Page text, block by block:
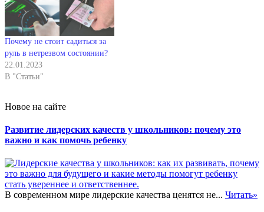
Почему не стоит садиться за
руль в нетрезвом состоянии?
22.01.2023
В "Статьи"
Новое на сайте
Развитие лидерских качеств у школьников: почему это
важно и как помочь ребенку
В современном мире лидерские качества ценятся не... Читать»